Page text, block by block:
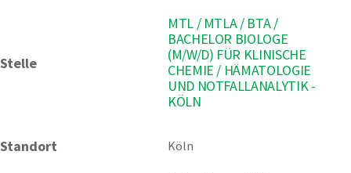
Stelle
MTL / MTLA / BTA /
BACHELOR BIOLOGE
(M/W/D) FÜR KLINISCHE
CHEMIE / HÄMATOLOGIE
UND NOTFALLANALYTIK -
KÖLN
Standort Köln